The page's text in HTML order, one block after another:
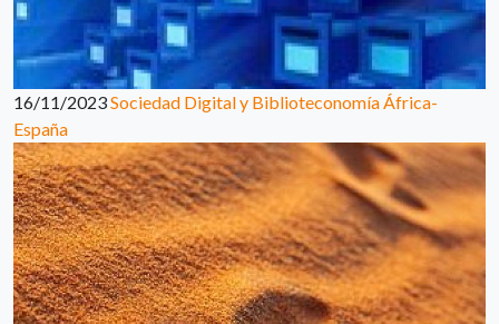
16/11/2023Sociedad Digital y Biblioteconomía África-
España